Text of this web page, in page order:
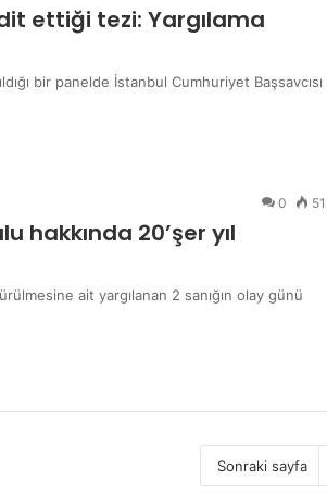
ettiği tezi: Yargılama
bir panelde İstanbul Cumhuriyet Başsavcısı
0 51
hakkında 20’şer yıl
ait yargılanan 2 sanığın olay günü
Sonraki sayfa